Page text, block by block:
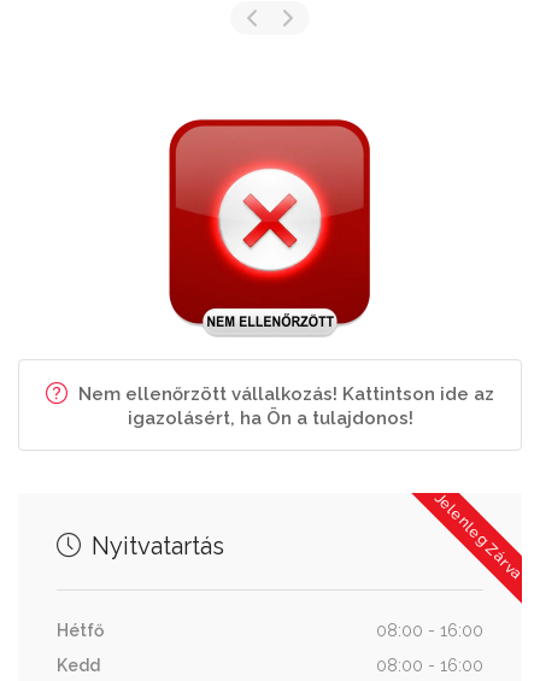
Nem ellenőrzött vállalkozás! Kattintson ide az
igazolásért, ha Ön a tulajdonos!
Jelenleg Zárva
Nyitvatartás
Hétfő
08:00 - 16:00
Kedd
08:00 - 16:00